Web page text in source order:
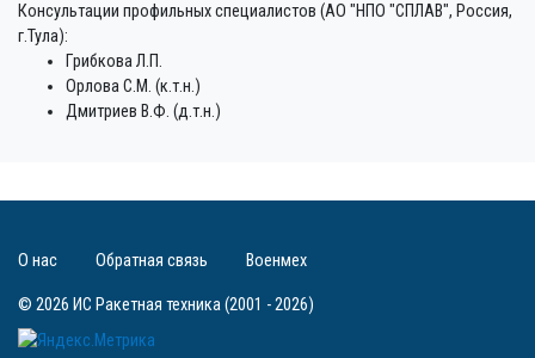
Консультации профильных специалистов (АО "НПО "СПЛАВ", Россия,
г.Тула):
Грибкова Л.П.
Орлова С.М. (к.т.н.)
Дмитриев В.Ф. (д.т.н.)
© 2026 ИС Ракетная техника (2001 - 2026)
О нас Обратная связь Военмех